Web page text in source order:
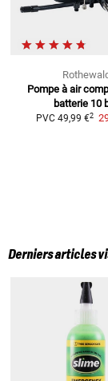
Pompe à air
batterie 10
PVC 49,99 €2
Derniers articles